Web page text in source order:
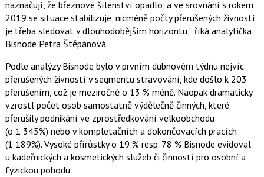
e
o
o
i
X
naznačují, že březnové šílenství opadlo, a ve srovnání s rokem
2019 se situace stabilizuje, nicméně počty přerušených živností
je třeba sledovat v dlouhodobějším horizontu,“ říká analytička
Bisnode Petra Štěpánová.
Podle analýzy Bisnode bylo v prvním dubnovém týdnu nejvíc
přerušených živností v segmentu stravování, kde došlo k 203
přerušením, což je meziročně o 13 % méně. Naopak dramaticky
vzrostl počet osob samostatně výdělečně činných, které
přerušily podnikání ve zprostředkování velkoobchodu
(o 1 345%) nebo v kompletačních a dokončovacích pracích
(1 189%). Vysoké přírůstky o 19 % resp. 78 % Bisnode evidoval
u kadeřnických a kosmetických služeb či činností pro osobní a
fyzickou pohodu.